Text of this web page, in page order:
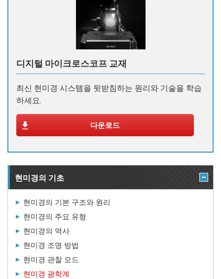
디지털 마이크로스코프 교재
최신 현미경 시스템을 뒷받침하는 원리와 기술을 학습
하세요.
다운로드
현미경의 기초
현미경의 기본 구조와 원리
현미경의 주요 유형
현미경의 역사
현미경 조명 방법
현미경 관찰 모드
현미경 광학계